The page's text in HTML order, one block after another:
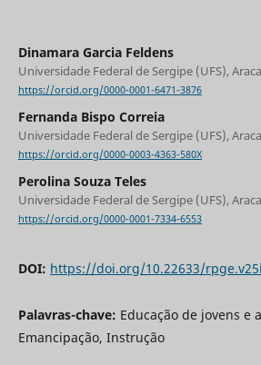
Dinamara Garcia Feldens
Universidade Federal de Sergipe (UFS),
https://orcid.org/0000-0001-6471-3876
Fernanda Bispo Correia
Universidade Federal de Sergipe (UFS),
https://orcid.org/0000-0003-4363-580X
Perolina Souza Teles
Universidade Federal de Sergipe (UFS),
https://orcid.org/0000-0001-7334-6553
DOI: https://doi.org/10.22633/
Palavras-chave: Educação de jovens e
Emancipação, Instrução